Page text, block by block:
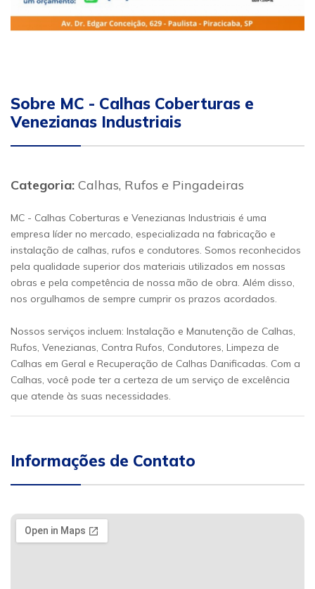
Sobre MC - Calhas Coberturas e
Venezianas Industriais
Categoria: Calhas, Rufos e Pingadeiras
MC - Calhas Coberturas e Venezianas Industriais é uma
empresa líder no mercado, especializada na fabricação e
instalação de calhas, rufos e condutores. Somos reconhecidos
pela qualidade superior dos materiais utilizados em nossas
obras e pela competência de nossa mão de obra. Além disso,
nos orgulhamos de sempre cumprir os prazos acordados.
Nossos serviços incluem: Instalação e Manutenção de Calhas,
Rufos, Venezianas, Contra Rufos, Condutores, Limpeza de
Calhas em Geral e Recuperação de Calhas Danificadas. Com a
Calhas, você pode ter a certeza de um serviço de excelência
que atende às suas necessidades.
Informações de Contato